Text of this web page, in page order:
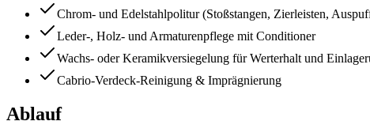
Chrom- und Edelstahlpolitur (Stoßstangen, Zierleisten,
Leder-, Holz- und Armaturenpflege mit Conditioner
Wachs- oder Keramikversiegelung für Werterhalt und
Cabrio-Verdeck-Reinigung & Imprägnierung
Ablauf